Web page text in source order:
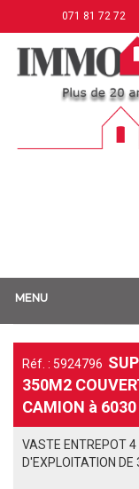
071 81 72 72
MENU
Réf. : 5924796
350M2
CAMION à
VASTE ENTREPOT 4
D'EXPLOITATION DE